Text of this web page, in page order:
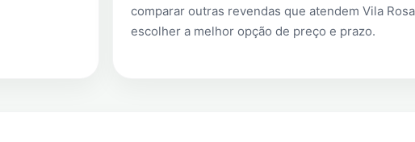
comparar outras revendas que atendemVila
escolher a melhor opção de preço e prazo.